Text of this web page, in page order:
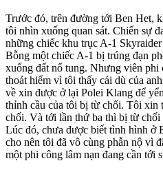
Trước đó, trên đường tới Ben Het,
tôi nhìn xuống quan sát. Chiến sự
những chiếc khu trục A-1
Bỗng một chiếc A-1 bị trúng đạn
xuống đất nổ tung. Nhưng viên phi
thoát hiểm vì tôi thấy cái dù của
về xin được ở lại Polei Klang để
thỉnh cầu của tôi bị từ chối. Tôi xin
chối. Và tới lần thứ ba thì bị từ chối
Lúc đó, chưa được biết tình hình ở
cho nên tôi đã vô cùng phẫn nộ vì
một phi công lâm nạn đang cần tới